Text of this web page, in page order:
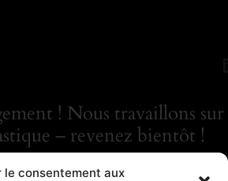
le consentement aux
! Nous travaillons sur
– revenez bientôt !